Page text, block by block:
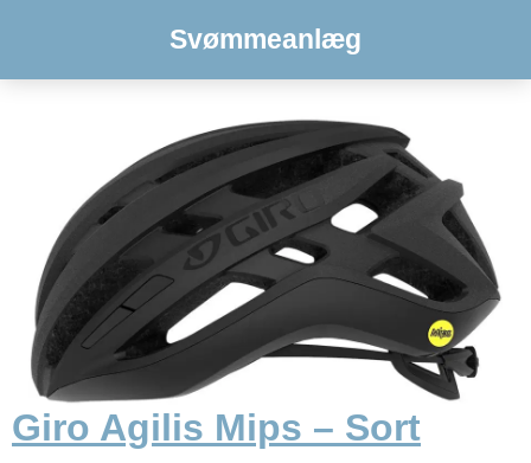
Svømmeanlæg
Giro Agilis Mips – Sort